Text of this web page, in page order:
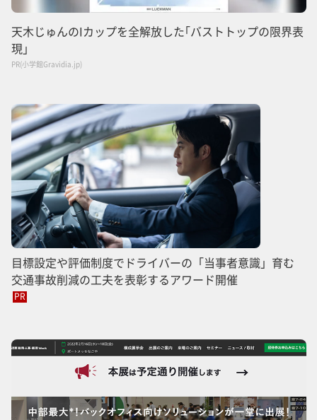
天木じゅんのIカップを全解放した｢バストトップの限界表
現｣
PR(小学館Gravidia.jp)
目標設定や評価制度でドライバーの「当事者意識」育む
交通事故削減の工夫を表彰するアワード開催
PR